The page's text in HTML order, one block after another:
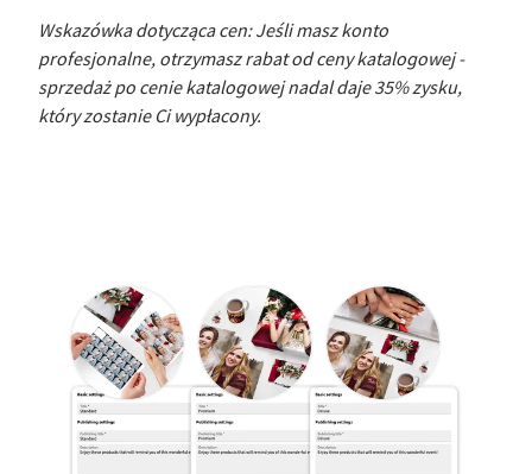
Wskazówka dotycząca cen: Jeśli masz konto
profesjonalne, otrzymasz rabat od ceny katalogowej -
sprzedaż po cenie katalogowej nadal daje 35% zysku,
który zostanie Ci wypłacony.